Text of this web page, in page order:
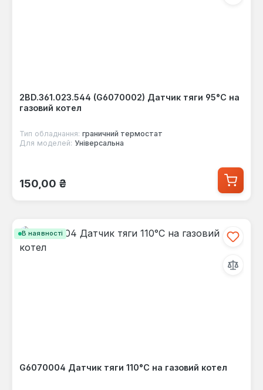
2BD.361.023.544 (G6070002) Датчик тяги 95°C на
газовий котел
Тип обладнання: граничний термостат
Для моделей: Універсальна
Звичайна ціна:
150,00 ₴
В наявності
G6070004 Датчик тяги 110°C на газовий котел